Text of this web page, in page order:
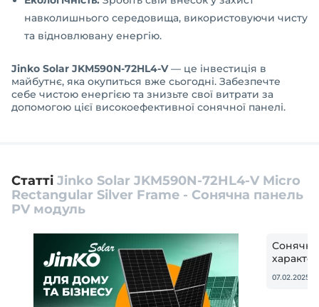
навколишнього середовища, використовуючи чисту
та відновлювану енергію.
Jinko Solar JKM590N-72HL4-V— це інвестиція в
майбутнє, яка окупиться вже сьогодні. Забезпечте
себе чистою енергією та знизьте свої витрати за
допомогою цієї високоефективної сонячної панелі.
Статті Jinko Solar JKM590N-72HL4-V Micro
Rectangular Silver Frame - Сонячна панель
PV модуль
07.02.2025